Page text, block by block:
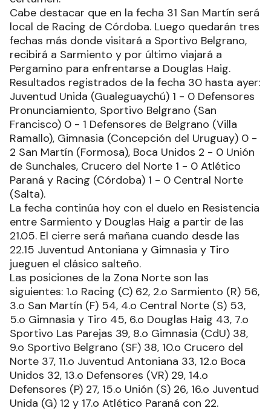
Cabe destacar que en la fecha 31 San Martín será
local de Racing de Córdoba. Luego quedarán tres
fechas más donde visitará a Sportivo Belgrano,
recibirá a Sarmiento y por último viajará a
Pergamino para enfrentarse a Douglas Haig.
Resultados registrados de la fecha 30 hasta ayer:
Juventud Unida (Gualeguaychú) 1 - 0 Defensores
Pronunciamiento, Sportivo Belgrano (San
Francisco) 0 - 1 Defensores de Belgrano (Villa
Ramallo), Gimnasia (Concepción del Uruguay) 0 -
2 San Martín (Formosa), Boca Unidos 2 - 0 Unión
de Sunchales, Crucero del Norte 1 - 0 Atlético
Paraná y Racing (Córdoba) 1 - 0 Central Norte
(Salta).
La fecha continúa hoy con el duelo en Resistencia
entre Sarmiento y Douglas Haig a partir de las
21.05. El cierre será mañana cuando desde las
22.15 Juventud Antoniana y Gimnasia y Tiro
jueguen el clásico salteño.
Las posiciones de la Zona Norte son las
siguientes: 1.o Racing (C) 62, 2.o Sarmiento (R) 56,
3.o San Martín (F) 54, 4.o Central Norte (S) 53,
5.o Gimnasia y Tiro 45, 6.o Douglas Haig 43, 7.o
Sportivo Las Parejas 39, 8.o Gimnasia (CdU) 38,
9.o Sportivo Belgrano (SF) 38, 10.o Crucero del
Norte 37, 11.o Juventud Antoniana 33, 12.o Boca
Unidos 32, 13.o Defensores (VR) 29, 14.o
Defensores (P) 27, 15.o Unión (S) 26, 16.o Juventud
Unida (G) 12 y 17.o Atlético Paraná con 22.